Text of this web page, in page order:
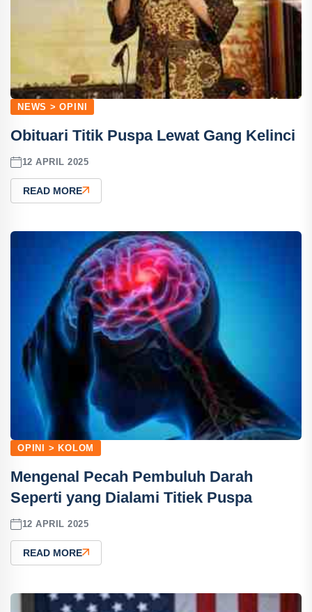
NEWS > OPINI
Obituari Titik Puspa Lewat Gang Kelinci
12 APRIL 2025
READ MORE
OPINI > KOLOM
Mengenal Pecah Pembuluh Darah
Seperti yang Dialami Titiek Puspa
12 APRIL 2025
READ MORE